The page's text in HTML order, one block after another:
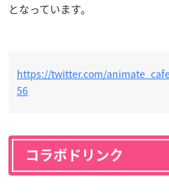
となっています。
https://twitter.com/
56
コラボドリンク